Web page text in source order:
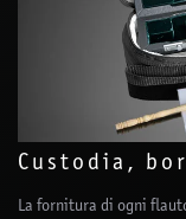
Custodia,
La fornitura di ogni